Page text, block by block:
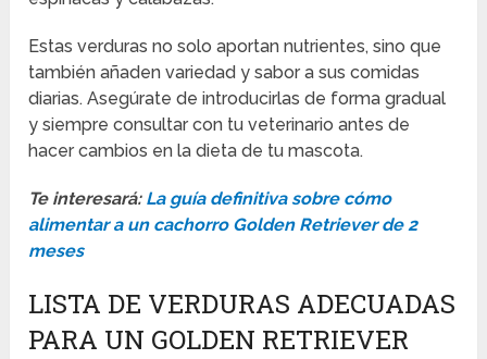
Estas verduras no solo aportan nutrientes, sino que
también añaden variedad y sabor a sus comidas
diarias. Asegúrate de introducirlas de forma gradual
y siempre consultar con tu veterinario antes de
hacer cambios en la dieta de tu mascota.
Te interesará: La guía definitiva sobre cómo
alimentar a un cachorro Golden Retriever de 2
meses
LISTA DE VERDURAS ADECUADAS
PARA UN GOLDEN RETRIEVER